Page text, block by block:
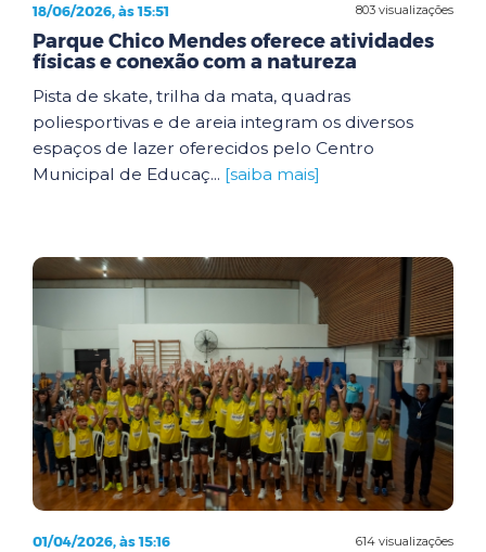
803 visualizações
18/06/2026, às 15:51
Parque Chico Mendes oferece atividades
físicas e conexão com a natureza
Pista de skate, trilha da mata, quadras
poliesportivas e de areia integram os diversos
espaços de lazer oferecidos pelo Centro
Municipal de Educaç... [saiba mais]
614 visualizações
01/04/2026, às 15:16